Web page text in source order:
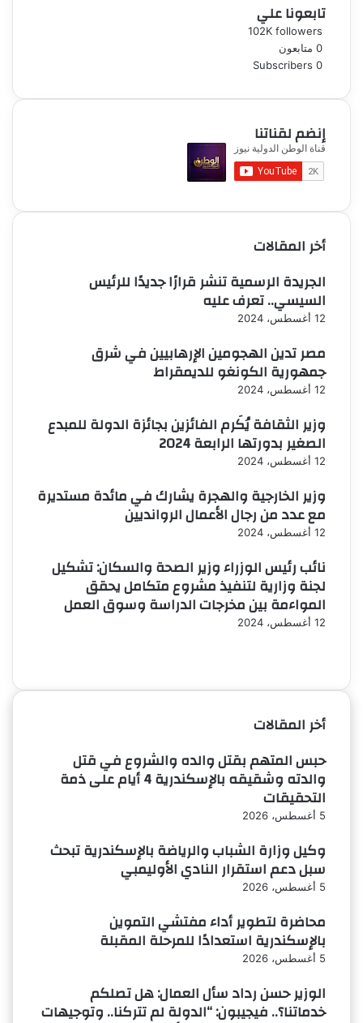
تابعونا علي
102K followers
0 متابعون
0
Subscribers
إنضم لقناتنا
أخر المقالات
الجريدة الرسمية تنشر قرارًا جديدًا للرئيس
السيسي.. تعرف عليه
12 أغسطس، 2024
مصر تدين الهجومين الإرهابيين في شرق
جمهورية الكونغو للديمقراط
12 أغسطس، 2024
وزير الثقافة يُكَرم الفائزين بجائزة الدولة للمبدع
الصغير بدورتها الرابعة 2024
12 أغسطس، 2024
وزير الخارجية والهجرة يشارك في مائدة مستديرة
مع عدد من رجال الأعمال الروانديين
12 أغسطس، 2024
نائب رئيس الوزراء وزير الصحة والسكان: تشكيل
لجنة وزارية لتنفيذ مشروع متكامل يحقق
المواءمة بين مخرجات الدراسة وسوق العمل
12 أغسطس، 2024
أخر المقالات
حبس المتهم بقتل والده والشروع في قتل
والدته وشقيقه بالإسكندرية 4 أيام على ذمة
التحقيقات
5 أغسطس، 2026
وكيل وزارة الشباب والرياضة بالإسكندرية تبحث
سبل دعم استقرار النادي الأوليمبي
5 أغسطس، 2026
محاضرة لتطوير أداء مفتشي التموين
بالإسكندرية استعدادًا للمرحلة المقبلة
5 أغسطس، 2026
الوزير حسن رداد سأل العمال: هل تصلكم
خدماتنا؟.. فيجيبون: “الدولة لم تتركنا.. وتوجيهات